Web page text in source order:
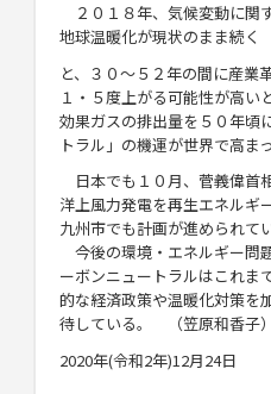
２０１８年、気候変動に関
地球温暖化が現状のまま続く
と、３０～５２年の間に産業
１・５度上がる可能性が高い
効果ガスの排出量を５０年頃
トラル」の機運が世界で高まっ
日本でも１０月、菅義偉首
洋上風力発電を再生エネルギ
九州市でも計画が進められてい
今後の環境・エネルギー問
ーボンニュートラルはこれま
的な経済政策や温暖化対策を
待している。 （笠原和香子）
2020年(令和2年)12月24日